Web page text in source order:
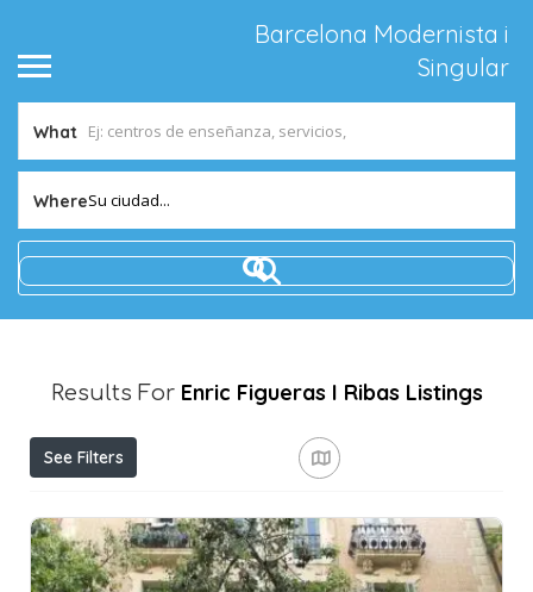
Barcelona Modernista i
Singular
What
WhereSu ciudad...
Results For Enric Figueras I Ribas Listings
See Filters